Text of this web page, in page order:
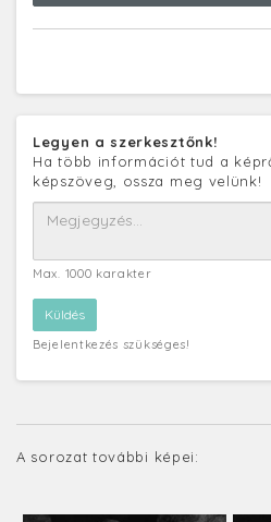
Legyen a szerkesztőnk!
Ha több információt tud a
képszöveg, ossza meg velünk!
Max. 1000 karakter
Bejelentkezés szükséges!
A sorozat további képei: